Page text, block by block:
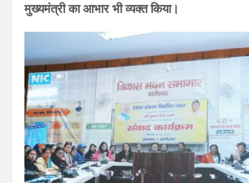
मुख्यमंत्री का आभार भी व्यक्त किया।